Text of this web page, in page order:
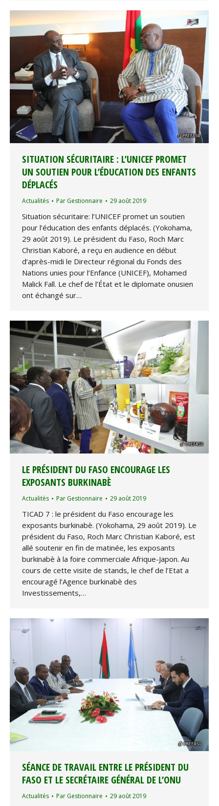
SITUATION SÉCURITAIRE : L’UNICEF PROMET
UN SOUTIEN POUR L’ÉDUCATION DES ENFANTS
DÉPLACÉS
Actualités Par Gestionnaire 29 août 2019
Situation sécuritaire: l’UNICEF promet un soutien
pour l’éducation des enfants déplacés. (Yokohama,
29 août 2019). Le président du Faso, Roch Marc
Christian Kaboré, a reçu en audience en début
d’après-midi le Directeur régional du Fonds des
Nations unies pour l’Enfance (UNICEF), Mohamed
Malick Fall. Le chef de l’État et le diplomate onusien
ont échangé sur…
LE PRÉSIDENT DU FASO ENCOURAGE LES
EXPOSANTS BURKINABÈ
Actualités Par Gestionnaire 29 août 2019
TICAD 7 : le président du Faso encourage les
exposants burkinabè. (Yokohama, 29 août 2019). Le
président du Faso, Roch Marc Christian Kaboré, est
allé soutenir en fin de matinée, les exposants
burkinabè à la foire commerciale Afrique-Japon. Au
cours de cette visite de stands, le chef de l’Etat a
encouragé l’Agence burkinabè des
Investissements,…
SÉANCE DE TRAVAIL ENTRE LE PRÉSIDENT DU
FASO ET LE SECRÉTAIRE GÉNÉRAL DE L’ONU
Actualités Par Gestionnaire 29 août 2019